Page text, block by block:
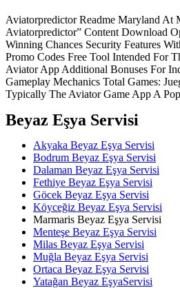
Aviatorpredictor Readme Maryland At
Aviatorpredictor” Content Download
Winning Chances Security Features
Promo Codes Free Tool Intended For
Aviator App Additional Bonuses For
Gameplay Mechanics Total Games:
Typically The Aviator Game App A
Beyaz Eşya Servisi
Akyaka Beyaz Eşya Servisi
Bodrum Beyaz Eşya Servisi
Dalaman Beyaz Eşya Servisi
Fethiye Beyaz Eşya Servisi
Göcek Beyaz Eşya Servisi
Köyceğiz Beyaz Eşya Servisi
Marmaris Beyaz Eşya Servisi
Menteşe Beyaz Eşya Servisi
Milas Beyaz Eşya Servisi
Muğla Beyaz Eşya Servisi
Ortaca Beyaz Eşya Servisi
Yatağan Beyaz EşyaServisi